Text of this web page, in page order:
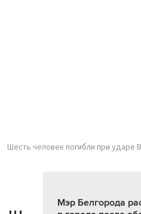
Шесть человек погибли при ударе
Мэр Белгорода